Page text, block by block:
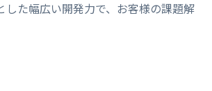
した幅広い開発力で、お客様の課題解